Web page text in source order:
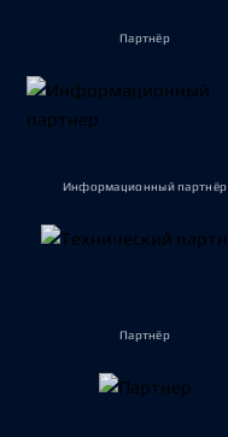
Партнёр
Информационный партнёр
Партнёр